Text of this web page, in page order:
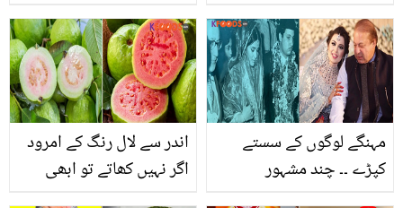
اندر سے لال رنگ کے امرود
اگر نہیں کھاتے تو ابھی
مہنگے لوگوں کے سستے
کپڑے ۔۔ چند مشہور